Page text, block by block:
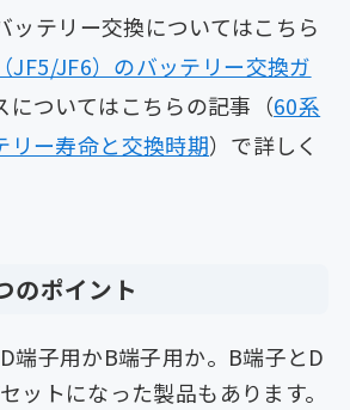
ッテリー交換についてはこちら
JF5/JF6）のバッテリー交換ガ
についてはこちらの記事（60系
リー寿命と交換時期）で詳しく
のポイント
D端子用かB端子用か。B端子とD
ットになった製品もあります。